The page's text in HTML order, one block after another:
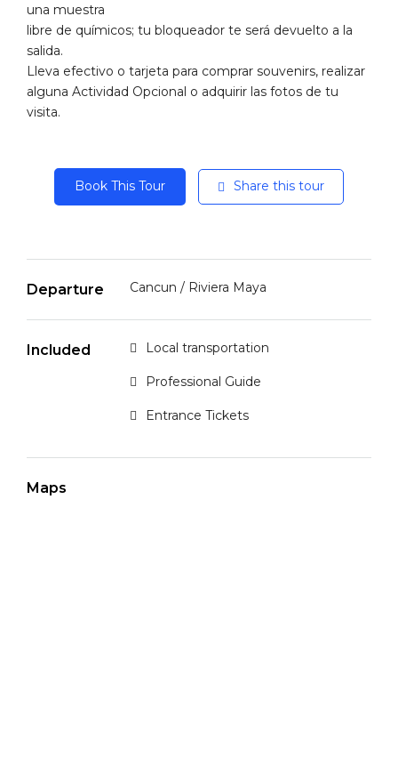
una muestra
libre de químicos; tu bloqueador te será devuelto a la
salida.
Lleva efectivo o tarjeta para comprar souvenirs, realizar
alguna Actividad Opcional o adquirir las fotos de tu
visita.
Book This Tour Share this tour
Departure Cancun / Riviera Maya
Included Local transportation
Professional Guide
Entrance Tickets
Maps